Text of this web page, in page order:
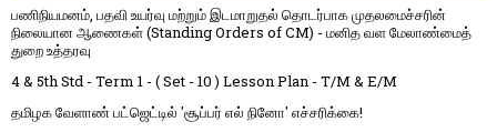
பணிநியமனம், பதவி உயர்வு மற்றும் இடமாறுதல் தொடர்பாக முதலமைச்சரின்
நிலையான ஆணைகள் (Standing Orders of CM) - மனித வள மேலாண்மைத்
துறை உத்தரவு
4 & 5th Std - Term 1 - ( Set - 10 ) Lesson Plan - T/M & E/M
தமிழக வேளாண் பட்ஜெட்டில் 'சூப்பர் எல் நினோ' எச்சரிக்கை!